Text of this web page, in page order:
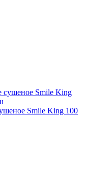
Smile King 100